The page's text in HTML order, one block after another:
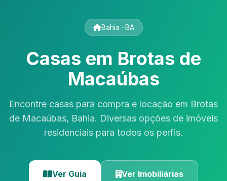
Bahia · BA
Casas em Brotas de
Macaúbas
Encontre casas para compra e locação em Brotas
de Macaúbas, Bahia. Diversas opções de imóveis
residenciais para todos os perfis.
Ver Guia Ver Imobiliárias